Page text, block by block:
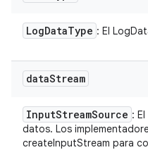
LogDataType : El
dataStream
InputStreamSource :
datos. Los
createInputStream para